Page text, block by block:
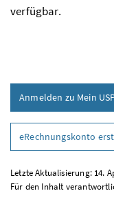
verfügbar.
Anmelden zu Mein
eRechnungskonto
Letzte Aktualisierung: 14.
Für den Inhalt